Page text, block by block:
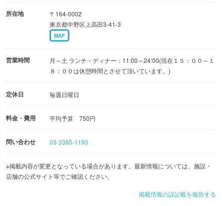
所在地
〒164-0002
東京都中野区上高田3-41-3
MAP
営業時間
月～土 ランチ・ディナー：11:00～24:00(現在１５：００～１
８：００は休憩時間とさせて頂いています。)
定休日 毎週日曜日
料金・費用 平均予算 750円
問い合わせ 03-3385-1193
※掲載内容が変更となっている場合があります。最新情報については、施設・
店舗の公式サイト等でご確認ください。
掲載情報の誤記載を報告する